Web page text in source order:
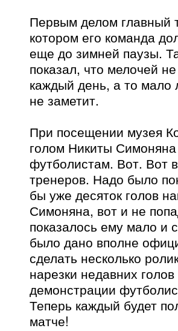
Первым делом главный
котором его команда
еще до зимней паузы.
показал, что мелочей
каждый день, а то мало
не заметит.
При посещении музея
голом Никиты
футболистам. Вот. Вот
тренеров. Надо было
бы уже десяток голов
Симоняна, вот и не
показалось ему мало и
было дано вполне
сделать несколько
нарезки недавних
демонстрации
Теперь каждый будет
матче!